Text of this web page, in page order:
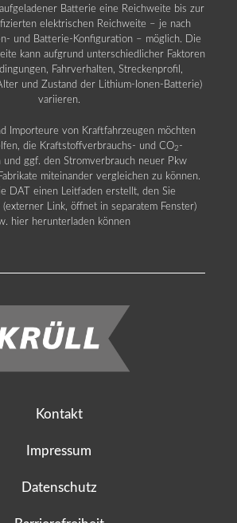
Batterie eine Reichweite bis zur
elektrischen Reichweite – je nach
und Batterie-Konfiguration – möglich. Die
kann aufgrund unterschiedlicher Faktoren
Fahrverhalten, Streckenprofil,
und Zustand der Lithium-Ionen-Batterie)
variieren.
Importeure von Kraftfahrzeugen möchten
die Kraftstoffverbrauchs- und CO2 -
und ggf. den Stromverbrauch neuer Pkw
miteinander vergleichen zu können.
DAT einen Leitfaden erstellt, den Sie
(externer Link, öffnet in separatem Fenster)
hier herunterladen können
Kontakt
Impressum
Datenschutz